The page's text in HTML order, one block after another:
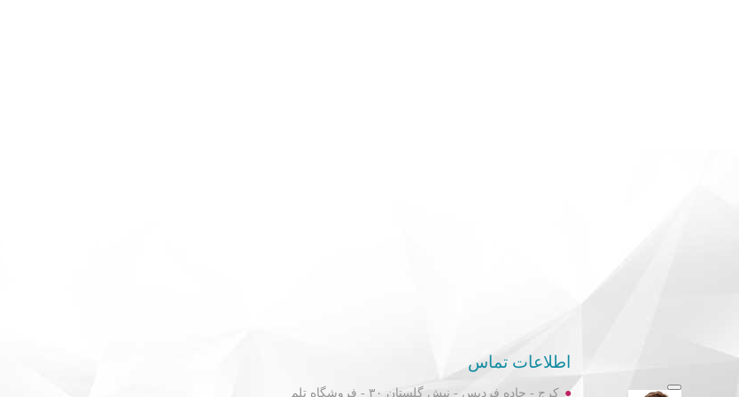
اطلاعات تماس
کرج - جاده فردیس - نبش گلستان ۳۰ - فروشگاه تلم